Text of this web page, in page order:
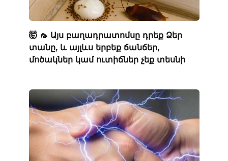
🤯 🦟 Այս բաղադրատոմսը դրեք Ձեր
տանը, և այլևս երբեք ճանճեր,
մոծակներ կամ ուտիճներ չեք տեսնի